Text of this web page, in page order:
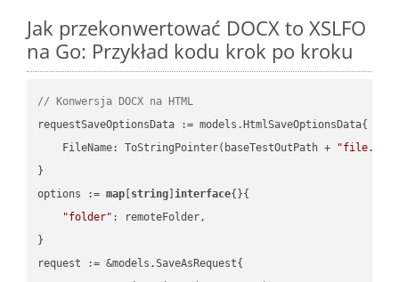
Jak przekonwertować DOCX to XSLFO
na Go: Przykład kodu krok po kroku
// Konwersja DOCX na HTML
requestSaveOptionsData := models.HtmlSaveOptionsData{
    FileName: ToStringPointer(baseTestOutPath +
}
options := map string ]interface{}{
"folder" : remoteFolder,
}
request := &models.SaveAsRequest{